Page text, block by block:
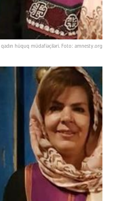
qadın hüquq müdafiəçiləri. Foto: amnesty.org